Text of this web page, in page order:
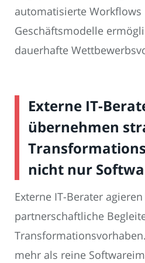
automatisierte
Geschäftsmodelle
dauerhafte
Externe IT-
übernehmen
nicht nur
Externe IT-Berater
partnerschaftliche
mehr als reine